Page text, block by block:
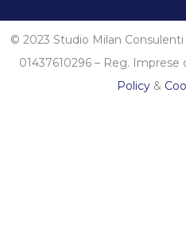
© 2023 Studio Milan Consulenti
01437610296 – Reg. Imprese
Policy &